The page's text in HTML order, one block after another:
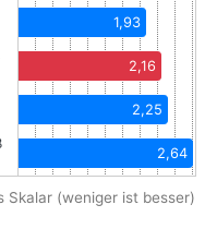
1,93
2,16
2,25
2,64
Skalar (weniger ist besser)